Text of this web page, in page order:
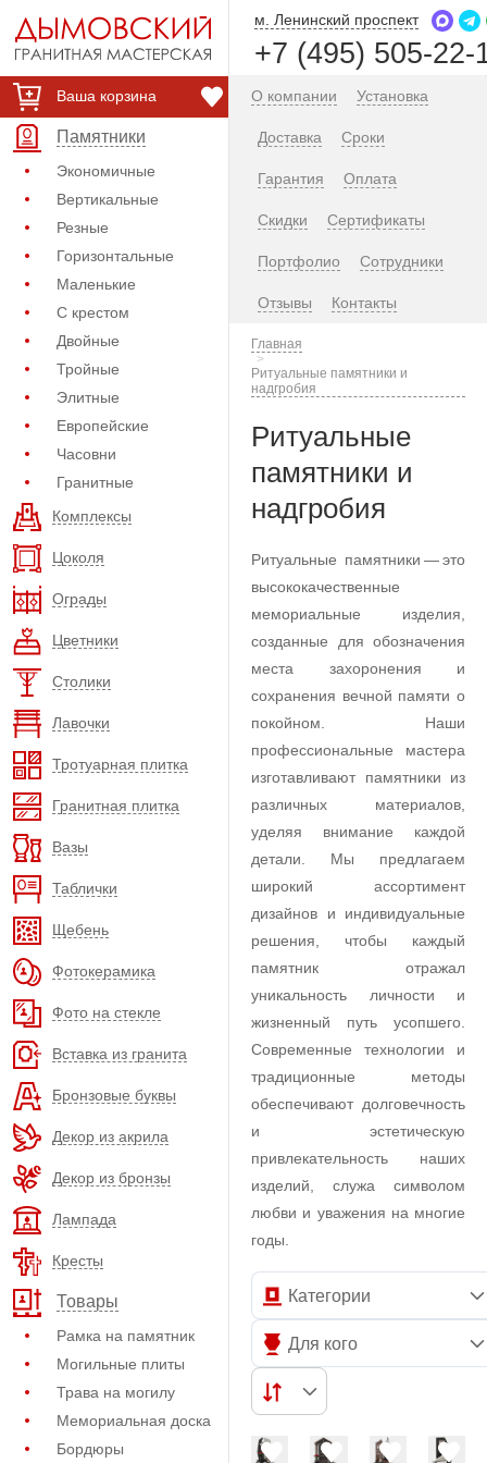
Ваша корзина
Памятники
Экономичные
Вертикальные
Резные
Горизонтальные
Маленькие
С крестом
Двойные
Тройные
Элитные
Европейские
Часовни
Гранитные
Комплексы
Цоколя
Ограды
Цветники
Столики
Лавочки
Тротуарная плитка
Гранитная плитка
Вазы
Таблички
Щебень
Фотокерамика
Фото на стекле
Вставка из гранита
Бронзовые буквы
Декор из акрила
Декор из бронзы
Лампада
Кресты
Товары
Рамка на памятник
Могильные плиты
Трава на могилу
Мемориальная доска
Бордюры
м. Ленинский проспект
+7 (495) 505-22-
О компании Установка
Доставка Сроки
Гарантия Оплата
Скидки Сертификаты
Портфолио Сотрудники
Отзывы Контакты
Главная
Ритуальные памятники и
надгробия
Ритуальные
памятники и
надгробия
Ритуальные памятники — это
высококачественные
мемориальные изделия,
созданные для обозначения
места захоронения и
сохранения вечной памяти о
покойном. Наши
профессиональные мастера
изготавливают памятники из
различных материалов,
уделяя внимание каждой
детали. Мы предлагаем
широкий ассортимент
дизайнов и индивидуальные
решения, чтобы каждый
памятник отражал
уникальность личности и
жизненный путь усопшего.
Современные технологии и
традиционные методы
обеспечивают долговечность
и эстетическую
привлекательность наших
изделий, служа символом
любви и уважения на многие
годы.
Категории
Для кого